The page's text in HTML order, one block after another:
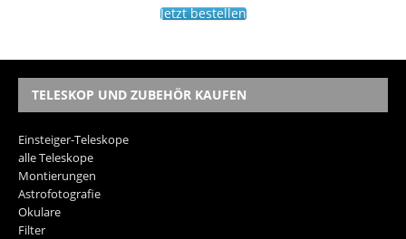
Jetzt bestellen
TELESKOP UND ZUBEHÖR KAUFEN
Einsteiger-Teleskope
alle Teleskope
Montierungen
Astrofotografie
Okulare
Filter